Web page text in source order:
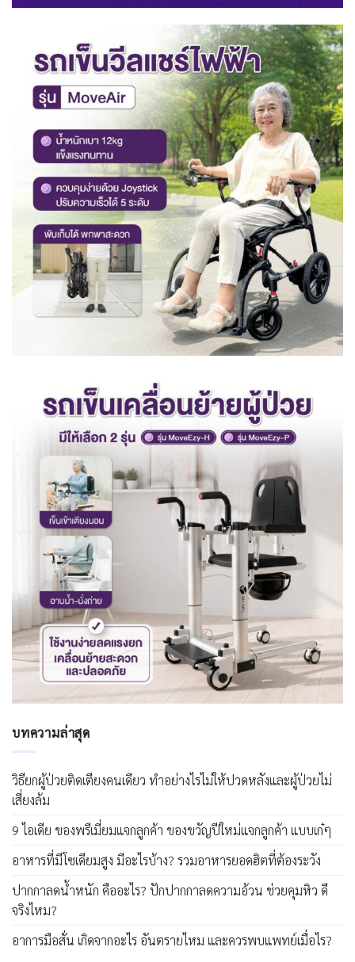
บทความล่าสุด
วิธียกผู้ป่วยติดเตียงคนเดียว ทำอย่างไรไม่ให้ปวดหลังและผู้ป่วยไม่
เสี่ยงล้ม
9 ไอเดีย ของพรีเมี่ยมแจกลูกค้า ของขวัญปีใหม่แจกลูกค้า แบบเก๋ๆ
อาหารที่มีโซเดียมสูง มีอะไรบ้าง? รวมอาหารยอดฮิตที่ต้องระวัง
ปากกาลดน้ำหนัก คืออะไร? ปักปากกาลดความอ้วน ช่วยคุมหิว ดี
จริงไหม?
อาการมือสั่น เกิดจากอะไร อันตรายไหม และควรพบแพทย์เมื่อไร?